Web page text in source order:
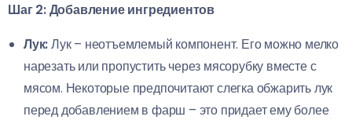
Шаг 2: Добавление ингредиентов
Лук:Лук – неотъемлемый компонент. Его можно мелко
нарезать или пропустить через мясорубку вместе с
мясом. Некоторые предпочитают слегка обжарить лук
перед добавлением в фарш – это придает ему более